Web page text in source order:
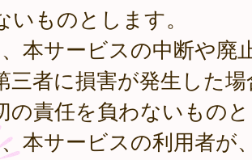
いものとします。
本サービスの中断や廃
三者に損害が発生した
の責任を負わないもの
本サービスの利用者が